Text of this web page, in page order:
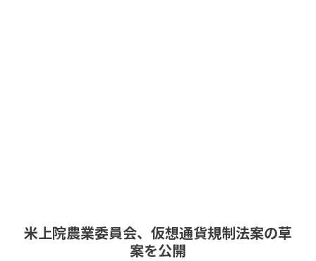
米上院農業委員会、仮想通貨規制法案の草
案を公開